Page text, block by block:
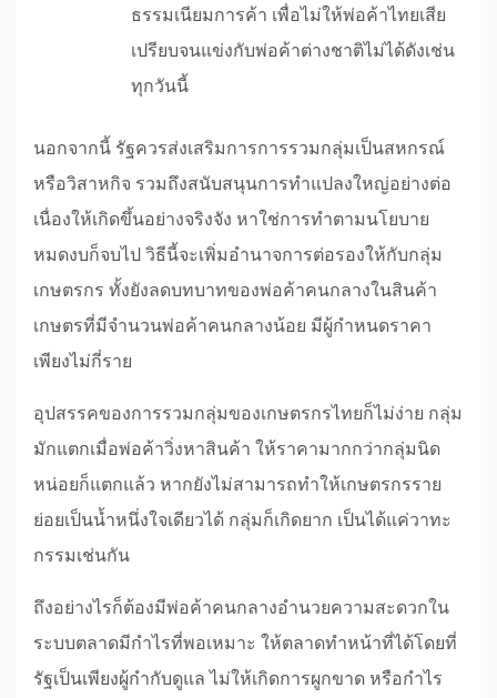
ธรรมเนียมการค้า เพื่อไม่ให้พ่อค้าไทยเสีย
เปรียบจนแข่งกับพ่อค้าต่างชาติไม่ได้ดังเช่น
ทุกวันนี้
นอกจากนี้ รัฐควรส่งเสริมการการรวมกลุ่มเป็นสหกรณ์
หรือวิสาหกิจ รวมถึงสนับสนุนการทำแปลงใหญ่อย่างต่อ
เนื่องให้เกิดขึ้นอย่างจริงจัง หาใช่การทำตามนโยบาย
หมดงบก็จบไป วิธีนี้จะเพิ่มอำนาจการต่อรองให้กับกลุ่ม
เกษตรกร ทั้งยังลดบทบาทของพ่อค้าคนกลางในสินค้า
เกษตรที่มีจำนวนพ่อค้าคนกลางน้อย มีผู้กำหนดราคา
เพียงไม่กี่ราย
อุปสรรคของการรวมกลุ่มของเกษตรกรไทยก็ไม่ง่าย กลุ่ม
มักแตกเมื่อพ่อค้าวิ่งหาสินค้า ให้ราคามากกว่ากลุ่มนิด
หน่อยก็แตกแล้ว หากยังไม่สามารถทำให้เกษตรกรราย
ย่อยเป็นน้ำหนึ่งใจเดียวได้ กลุ่มก็เกิดยาก เป็นได้แค่วาทะ
กรรมเช่นกัน
ถึงอย่างไรก็ต้องมีพ่อค้าคนกลางอำนวยความสะดวกใน
ระบบตลาดมีกำไรที่พอเหมาะ ให้ตลาดทำหน้าที่ได้โดยที่
รัฐเป็นเพียงผู้กำกับดูแล ไม่ให้เกิดการผูกขาด หรือกำไร